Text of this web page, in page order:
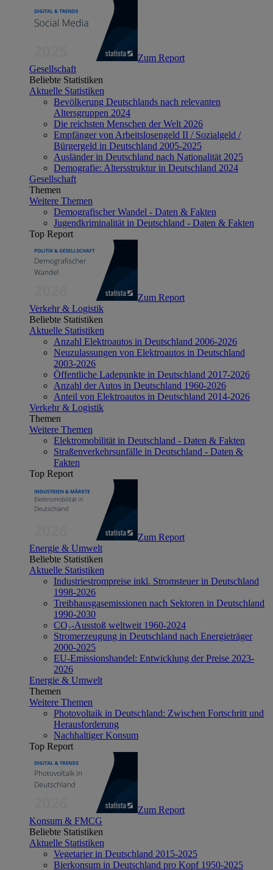
Zum Report
Gesellschaft
Beliebte Statistiken
Aktuelle Statistiken
Bevölkerung Deutschlands nach relevanten
Altersgruppen 2024
Die reichsten Menschen der Welt 2026
Empfänger von Arbeitslosengeld II / Sozialgeld /
Bürgergeld in Deutschland 2005-2025
Ausländer in Deutschland nach Nationalität 2025
Demografie: Altersstruktur in Deutschland 2024
Gesellschaft
Themen
Weitere Themen
Demografischer Wandel - Daten & Fakten
Jugendkriminalität in Deutschland - Daten & Fakten
Top Report
Zum Report
Verkehr & Logistik
Beliebte Statistiken
Aktuelle Statistiken
Anzahl Elektroautos in Deutschland 2006-2026
Neuzulassungen von Elektroautos in Deutschland
2003-2026
Öffentliche Ladepunkte in Deutschland 2017-2026
Anzahl der Autos in Deutschland 1960-2026
Anteil von Elektroautos in Deutschland 2014-2026
Verkehr & Logistik
Themen
Weitere Themen
Elektromobilität in Deutschland - Daten & Fakten
Straßenverkehrsunfälle in Deutschland - Daten &
Fakten
Top Report
Zum Report
Energie & Umwelt
Beliebte Statistiken
Aktuelle Statistiken
Industriestrompreise inkl. Stromsteuer in Deutschland
1998-2026
Treibhausgasemissionen nach Sektoren in Deutschland
1990-2030
CO₂-Ausstoß weltweit 1960-2024
Stromerzeugung in Deutschland nach Energieträger
2000-2025
EU-Emissionshandel: Entwicklung der Preise 2023-
2026
Energie & Umwelt
Themen
Weitere Themen
Photovoltaik in Deutschland: Zwischen Fortschritt und
Herausforderung
Nachhaltiger Konsum
Top Report
Zum Report
Konsum & FMCG
Beliebte Statistiken
Aktuelle Statistiken
Vegetarier in Deutschland 2015-2025
Bierkonsum in Deutschland pro Kopf 1950-2025